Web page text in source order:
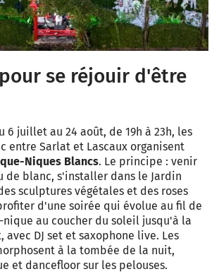
se réjouir d'être
6 juillet au 24 août, de 19h à 23h, les
entre Sarlat et Lascaux organisent
Niques Blancs. Le principe : venir
de blanc, s'installer dans le Jardin
sculptures végétales et des roses
d'une soirée qui évolue au fil de
au coucher du soleil jusqu'à la
DJ set et saxophone live. Les
à la tombée de la nuit,
et dancefloor sur les pelouses.